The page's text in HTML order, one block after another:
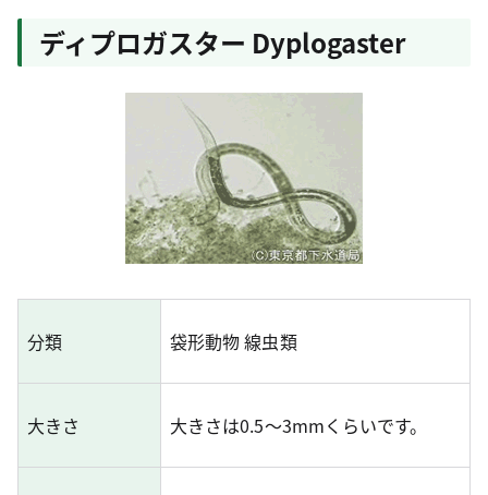
ディプロガスター Dyplogaster
分類 袋形動物 線虫類
大きさ 大きさは0.5～3mmくらいです。